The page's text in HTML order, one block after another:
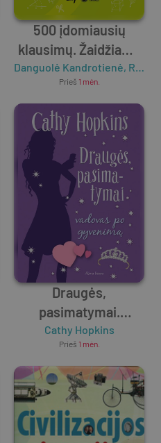
,Jūratė Dobrovolskienė
500 įdomiausių
klausimų. Žaidžiame
viktoriną!
Danguolė Kandrotienė, Roma Blėkienė
Prieš 1 mėn.
Draugės,
pasimatymai.
Vadovas po gyvenimą
Cathy Hopkins
Prieš 1 mėn.